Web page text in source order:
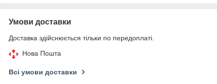
Умови доставки
Доставка здійснюється тільки по передоплаті.
Нова Пошта
Всі умови доставки